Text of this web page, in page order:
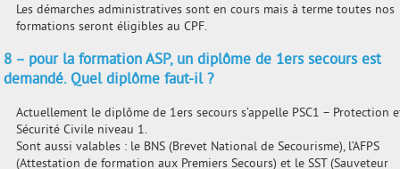
Les démarches administratives sont en cours mais à terme toutes nos
formations seront éligibles au CPF.
8 – pour la formation ASP, un diplôme de 1ers secours est
demandé. Quel diplôme faut-il ?
Actuellement le diplôme de 1ers secours s’appelle PSC1 – Protection
Sécurité Civile niveau 1.
Sont aussi valables : le BNS (Brevet National de Secourisme), l’AFPS
(Attestation de formation aux Premiers Secours) et le SST (Sauveteur